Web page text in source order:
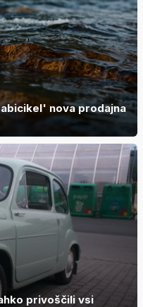
nova prodajna
privoščili vsi